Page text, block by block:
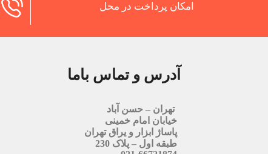
امکان پرداخت در محل
آدرس و تماس باما
تهران – حسن آباد
خیابان امام خمینی
پاساژ ابزار و یراق تهران
طبقه اول – پلاک 230